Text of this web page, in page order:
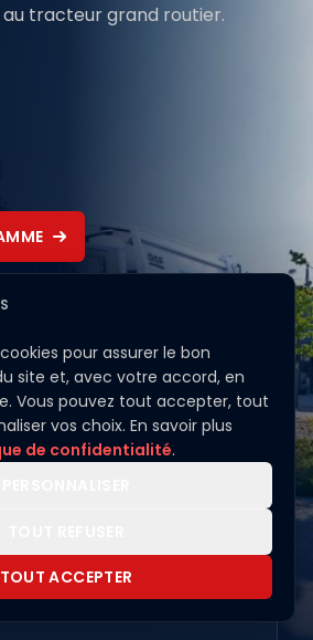
tracteur grand routier.
NEUFS
gamme DAF
service à la hauteur de vos
pour assurer le bon
site et, avec votre accord, en
Vous pouvez tout accepter, tout
vos choix. En savoir plus
de confidentialité.
TOUT ACCEPTER